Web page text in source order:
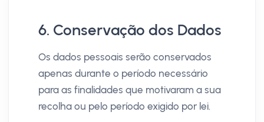
6. Conservação dos Dados
Os dados pessoais serão conservados
apenas durante o período necessário
para as finalidades que motivaram a sua
recolha ou pelo período exigido por lei.